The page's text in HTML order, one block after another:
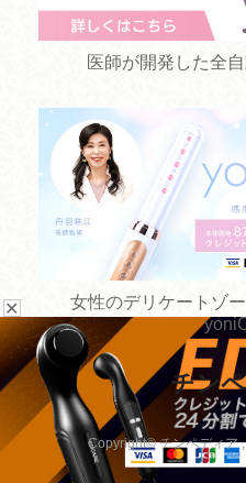
お悩みから探す
病院を探す
✕
医師が開発した全
女性のデリケートゾ
チン
Copyright© チンペディア